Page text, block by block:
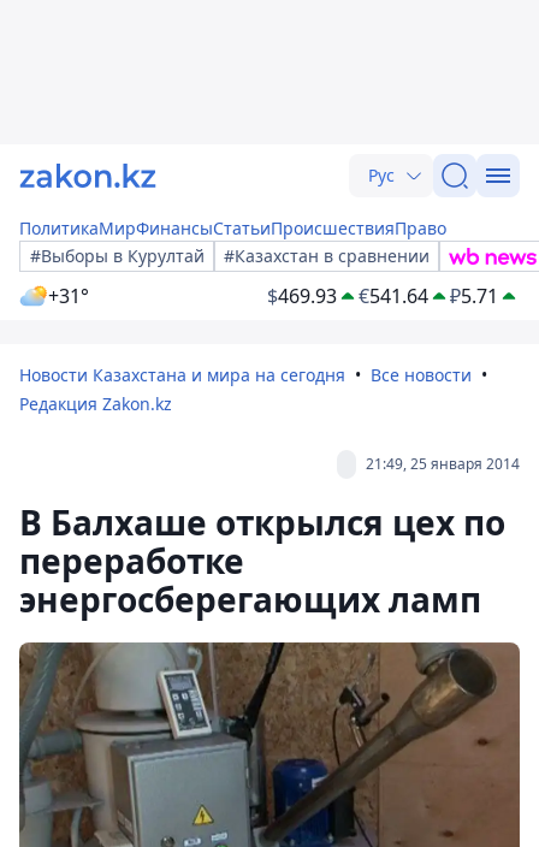
Рус
ПолитикаМирФинансыСтатьиПроисшествияПраво
#Выборы в Курултай
#Казахстан в сравнении
+31° $469.93 €541.64 ₽5.71
Новости Казахстана и мира на сегодня
Все новости
Редакция Zakon.kz
21:49, 25 января 2014
В Балхаше открылся цех по
переработке
энергосберегающих ламп